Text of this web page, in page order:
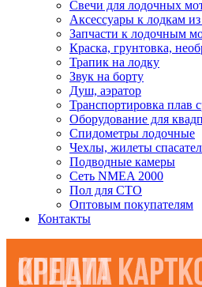
Cвечи для лодочных
Аксессуары к лодкам
Запчасти к лодочным
Краска, грунтовка,
Трапик на лодку
Звук на борту
Душ, аэратор
Транспортировка плав
Оборудование для
Спидометры лодочные
Чехлы, жилеты
Подводные камеры
Сеть NMEA 2000
Пол для СТО
Оптовым покупателям
Контакты